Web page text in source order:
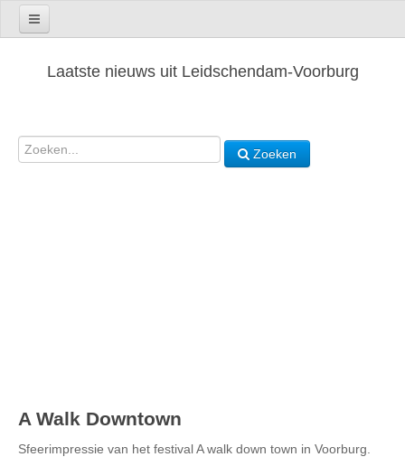
Laatste nieuws uit Leidschendam-Voorburg
Zoeken
A Walk Downtown
Sfeerimpressie van het festival A walk down town in Voorburg.